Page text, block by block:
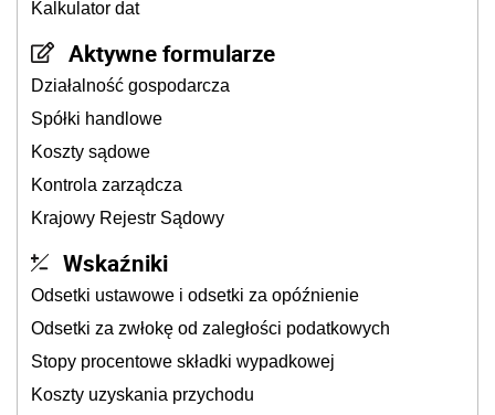
Kalkulator dat
Aktywne formularze
Działalność gospodarcza
Spółki handlowe
Koszty sądowe
Kontrola zarządcza
Krajowy Rejestr Sądowy
Wskaźniki
Odsetki ustawowe i odsetki za opóźnienie
Odsetki za zwłokę od zaległości podatkowych
Stopy procentowe składki wypadkowej
Koszty uzyskania przychodu